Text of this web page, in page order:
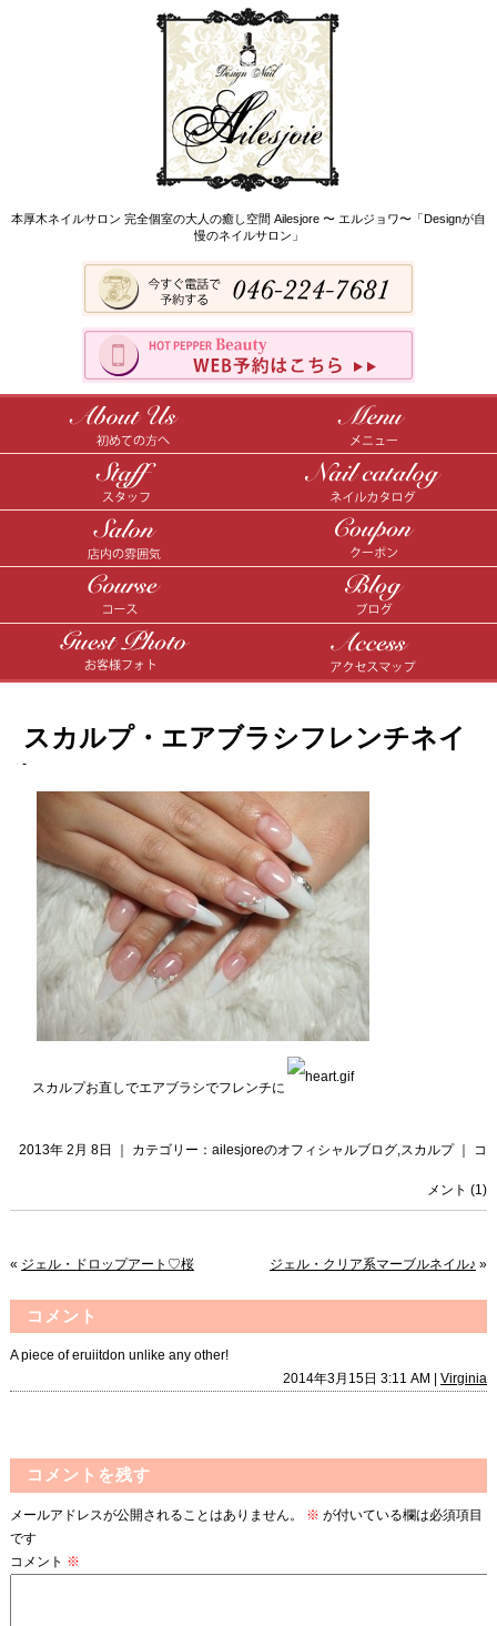
本厚木ネイルサロン 完全個室の大人の癒し空間 Ailesjore 〜 エルジョワ〜「Designが自
慢のネイルサロン」
スカルプ・エアブラシフレンチネイ
ル♪
スカルプお直しでエアブラシでフレンチに
2013年 2月 8日 ｜ カテゴリー：ailesjoreのオフィシャルブログ,スカルプ｜ コ
メント (1)
« ジェル・ドロップアート♡桜 ジェル・クリア系マーブルネイル♪ »
コメント
A piece of eruiitdon unlike any other!
2014年3月15日 3:11 AM |Virginia
コメントを残す
メールアドレスが公開されることはありません。 ※ が付いている欄は必須項目
です
コメント ※